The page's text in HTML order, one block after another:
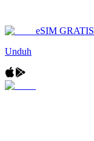
eSIM GRATIS
Unduh